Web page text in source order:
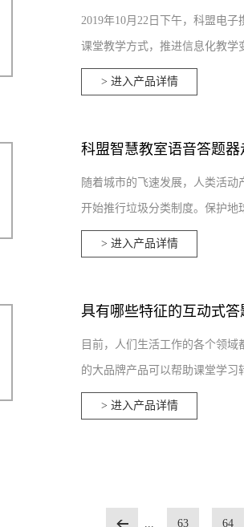
2019年10月22日下午，科盟电
课堂教学方式，推进信息化教学
> 进入产品详情
科盟智慧教室语音答题
随着城市的飞速发展，人类活
开始推行垃圾分类制度。保护地
> 进入产品详情
具有哪些特征的互动式
目前，人们生活工作的各个领
的大品牌产品可以帮助课堂学
> 进入产品详情
... 63 64